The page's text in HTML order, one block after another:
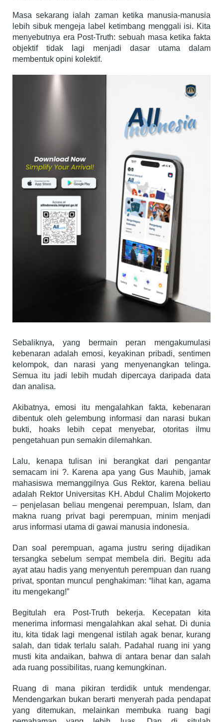
Masa sekarang ialah zaman ketika manusia-manusia
lebih sibuk mengeja label ketimbang menggali isi. Kita
menyebutnya era Post-Truth: sebuah masa ketika fakta
objektif tidak lagi menjadi dasar utama dalam
membentuk opini kolektif.
Sebaliknya, yang bermain peran mengakumulasi
kebenaran adalah emosi, keyakinan pribadi, sentimen
kelompok, dan narasi yang menyenangkan telinga.
Semua itu jadi lebih mudah dipercaya daripada data
dan analisa.
Akibatnya, emosi itu mengalahkan fakta, kebenaran
dibentuk oleh gelembung informasi dan narasi bukan
bukti, hoaks lebih cepat menyebar, otoritas ilmu
pengetahuan pun semakin dilemahkan.
Lalu, kenapa tulisan ini berangkat dari pengantar
semacam ini ?. Karena apa yang Gus Mauhib, jamak
mahasiswa memanggilnya Gus Rektor, karena beliau
adalah Rektor Universitas KH. Abdul Chalim Mojokerto
– penjelasan beliau mengenai perempuan, Islam, dan
makna ruang privat bagi perempuan, minim menjadi
arus informasi utama di gawai manusia indonesia.
Dan soal perempuan, agama justru sering dijadikan
tersangka sebelum sempat membela diri. Begitu ada
ayat atau hadis yang menyentuh perempuan dan ruang
privat, spontan muncul penghakiman: “lihat kan, agama
itu mengekang!”
Begitulah era Post-Truth bekerja. Kecepatan kita
menerima informasi mengalahkan akal sehat. Di dunia
itu, kita tidak lagi mengenal istilah agak benar, kurang
salah, dan tidak terlalu salah. Padahal ruang ini yang
musti kita andaikan, bahwa di antara benar dan salah
ada ruang possibilitas, ruang kemungkinan.
Ruang di mana pikiran terdidik untuk mendengar.
Mendengarkan bukan berarti menyerah pada pendapat
yang ditemukan, melainkan membuka ruang bagi